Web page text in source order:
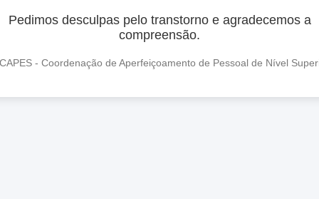
Pedimos desculpas pelo transtorno e agradecemos a
compreensão.
- Coordenação de Aperfeiçoamento de Pessoal de Nível